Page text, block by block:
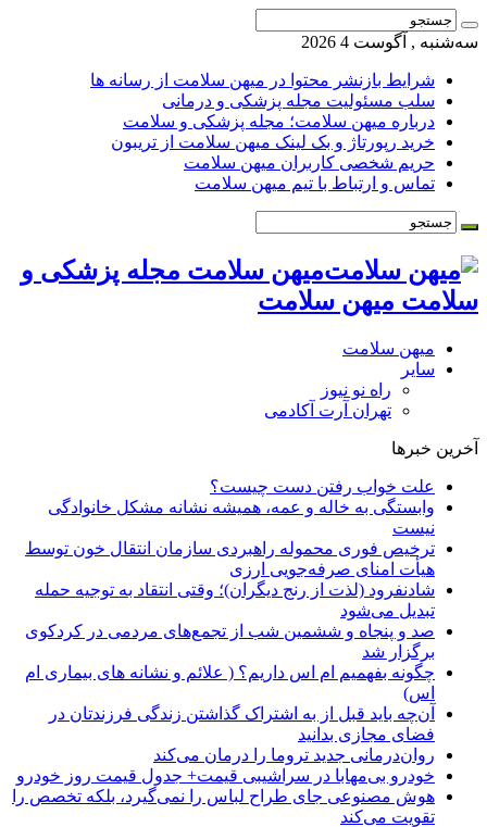
سه‌شنبه , آگوست 4 2026
شرایط بازنشر محتوا در میهن سلامت از رسانه ها
سلب مسئولیت مجله پزشکی و درمانی
درباره میهن سلامت؛ مجله پزشکی و سلامت
خرید رپورتاژ و بک لینک میهن سلامت از تریبون
حریم شخصی کاربران میهن سلامت
تماس و ارتباط با تیم میهن سلامت
میهن سلامت مجله پزشکی و
سلامت میهن سلامت
میهن سلامت
سایر
راه نو نیوز
تهران آرت آکادمی
آخرین خبرها
علت خواب رفتن دست چیست؟
وابستگی به خاله و عمه، همیشه نشانه مشکل خانوادگی
نیست
ترخیص فوری محموله راهبردی سازمان انتقال خون توسط
هیأت امنای صرفه‌جویی ارزی
شادنفرود (لذت از رنج دیگران)؛ وقتی انتقاد به توجیه حمله
تبدیل می‌شود
صد و پنجاه‌ و ششمین شب از تجمع‌های مردمی در کردکوی
برگزار شد
چگونه بفهمیم ام اس داریم؟ ( علائم و نشانه های بیماری ام
اس)
آن‌چه باید قبل از به اشتراک گذاشتن زندگی فرزندتان در
فضای مجازی بدانید
روان‌درمانی جدید تروما را درمان می‌کند
خودرو بی‌مهابا در سراشیبی قیمت+ جدول قیمت روز خودرو
هوش مصنوعی جای طراح لباس را نمی‌گیرد، بلکه تخصص را
تقویت می‌کند